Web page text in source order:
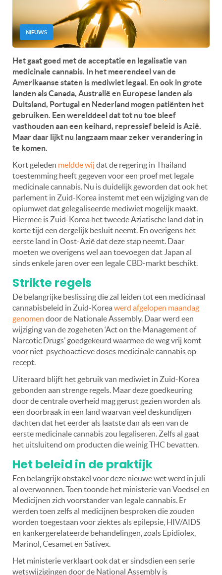
NIEUWS
Het gaat goed met de acceptatie en legalisatie van
medicinale cannabis. In het meerendeel van de
Amerikaanse staten is mediwiet legaal. En ook in grote
landen als Canada, Australië en Europese landen als
Duitsland, Portugal en Nederland mogen patiënten het
gebruiken. Een werelddeel dat tot nu toe bleef
vasthouden aan een keihard, repressief beleid is Azië.
Maar daar lijkt nu langzaam maar zeker verandering in
te komen.
Kort geleden meldde wij dat de regering in Thailand
toestemming heeft gegeven voor een proef met legale
medicinale cannabis. Nu is duidelijk geworden dat ook het
parlement in Zuid-Korea instemt met een wijziging van de
opiumwet dat gelegaliseerde mediwiet mogelijk maakt.
Hiermee is Zuid-Korea het tweede Aziatische land dat in
korte tijd een dergelijk besluit neemt. En overigens het
eerste land in Oost-Azië dat deze stap neemt. Daar
moeten we overigens wel aan toevoegen dat Japan al
sinds enkele jaren over een legale CBD-markt beschikt.
Strikte regels
De belangrijke beslissing die zal leiden tot een medicinaal
cannabisbeleid in Zuid-Korea werd afgelopen maandag
genomen door de Nationale Assembly. Daar werd een
wijziging van de zogeheten ‘Act on the Management of
Narcotic Drugs’ goedgekeurd waarmee de weg vrij komt
voor niet-psychoactieve doses medicinale cannabis op
recept.
Uiteraard blijft het gebruik van mediwiet in Zuid-Korea
gebonden aan strenge regels. Maar deze goedkeuring
door de centrale overheid mag gerust gezien worden als
een doorbraak in een land waarvan veel deskundigen
dachten dat het eerder als laatste dan als een van de
eerste medicinale cannabis zou legaliseren. Zelfs al gaat
het uitsluitend om producten die weinig THC bevatten.
Het beleid in de praktijk
Een belangrijk obstakel voor deze nieuwe wet werd in juli
al overwonnen. Toen toonde het ministerie van Voedsel en
Medicijnen zich voorstander van legale cannabis. Er
werden toen zelfs al medicijnen besproken die zouden
worden toegestaan voor ziektes als epilepsie, HIV/AIDS
en kankergerelateerde behandelingen, zoals Epidiolex,
Marinol, Cesamet en Sativex.
Het ministerie verklaart ook dat er sindsdien een serie
wetswijzigingen door de National Assembly is